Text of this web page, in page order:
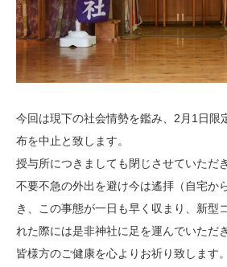
今回は現下の社会情勢を鑑み、2月1日限
布を中止と致します。
授与所につきましても閉じさせていただ
不要不急の外出を避け今は遙拝（自宅か
き、この事態が一日も早く収まり、新型
れた際には是非神社に足を運んでいただ
皆様方のご健康を心よりお祈り致します。